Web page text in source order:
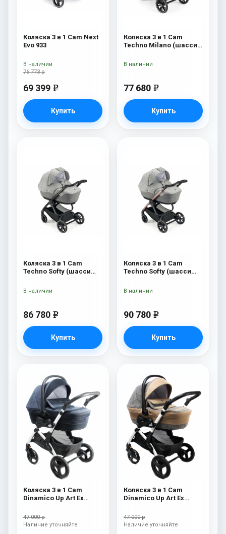
Коляска 3 в 1 Cam Next
Evo 933
76 773 р
69 399 e
Купить
В наличии
Коляска 3 в 1 Cam
Techno Milano (шасси
77 680 e
Купить
В наличии
Коляска 3 в 1 Cam
Techno Softy (шасси
86 780 e
Купить
В наличии
Коляска 3 в 1 Cam
Techno Softy (шасси
90 780 e
Купить
В наличии
Коляска 3 в 1 Cam
Dinamico Up Art Ex
47 000 р
Наличие уточняйте
Коляска 3 в 1 Cam
Dinamico Up Art Ex
47 000 р
Наличие уточняйте